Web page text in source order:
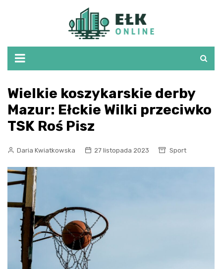
Wielkie koszykarskie derby
Mazur: Ełckie Wilki przeciwko
TSK Roś Pisz
Daria Kwiatkowska 27 listopada 2023 Sport